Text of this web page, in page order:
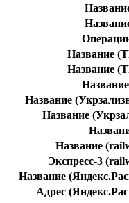
Название
Название
Название
Название
Название
Экспресс-3
Название
Адрес